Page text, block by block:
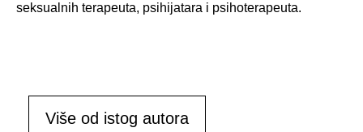
seksualnih terapeuta, psihijatara i psihoterapeuta.
Više od istog autora